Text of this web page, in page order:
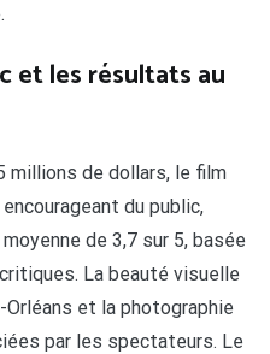
et les résultats au
millions de dollars, le film
du public,
de 3,7 sur 5, basée
La beauté visuelle
et la photographie
par les spectateurs. Le